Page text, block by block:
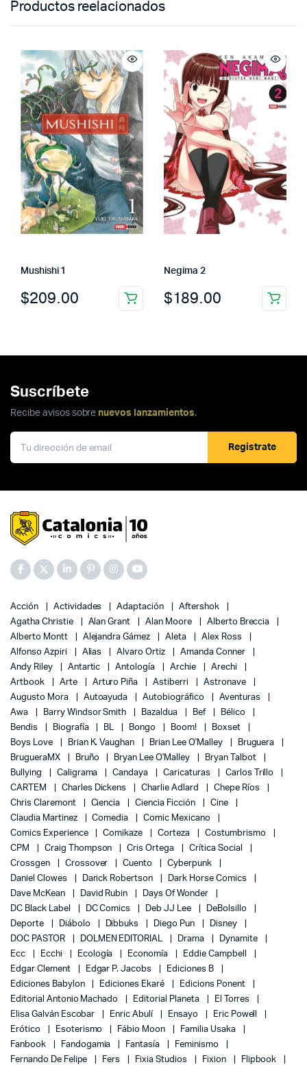
Productos reelacionados
Mushishi 1
$209.00
Negima 2
$189.00
Suscríbete
Recibe avisos sobre nuevos lanzamientos.
Registrate
Acción Actividades Adaptación
Aftershok
Agatha Christie
Alan Grant Alan Moore
Alberto Breccia
Alberto Montt
Alejandra Gámez Aleta
Alex Ross
Alfonso Azpiri
Alias Alvaro Ortiz
Amanda Conner
Andy Riley
Antartic Antología Archie
Arechi
Artbook
Arte Arturo Piña Astiberri
Astronave
Augusto Mora
Autoayuda Autobiográfico
Aventuras
Awa
Barry Windsor Smith Bazaldua Bef
Bélico
Bendis
Biografía BL Bongo Boom!
Boxset
Boys Love
Brian K. Vaughan Brian Lee O'Malley
Bruguera
BrugueraMX
Bruño Bryan Lee O'Malley
Bryan Talbot
Bullying
Caligrama Candaya Caricaturas
Carlos Trillo
CARTEM
Charles Dickens Charlie Adlard
Chepe Ríos
Chris Claremont
Ciencia Ciencia Ficción
Cine
Claudia Martinez
Comedia
Comic Mexicano
Comics Experience
Comikaze Corteza
Costumbrismo
CPM
Craig Thompson Cris Ortega
Crítica Social
Crossgen
Crossover Cuento
Cyberpunk
Daniel Clowes
Darick Robertson
Dark Horse Comics
Dave McKean
David Rubin
Days Of Wonder
DC Black Label
DC Comics Deb JJ Lee
DeBolsillo
Deporte
Diábolo Dibbuks Diego Pun
Disney
DOC PASTOR
DOLMEN EDITORIAL Drama
Dynamite
Ecc
Ecchi Ecología Economía
Eddie Campbell
Edgar Clement
Edgar P. Jacobs
Ediciones B
Ediciones Babylon
Ediciones Ekaré
Edicions Ponent
Editorial Antonio Machado
Editorial Planeta
El Torres
Elisa Galván Escobar
Enric Abulí Ensayo
Eric Powell
Erótico
Esoterismo Fábio Moon
Familia Usaka
Fanbook
Fandogamia Fantasía
Feminismo
Fernando De Felipe
Fers Fixia Studios Fixion
Flipbook